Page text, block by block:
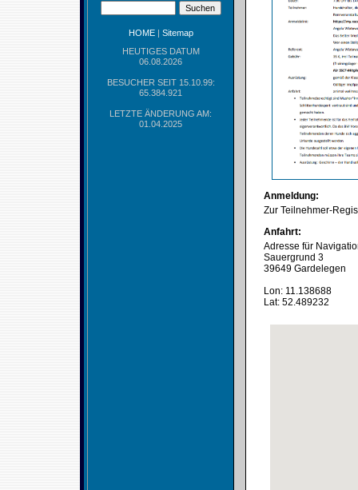
HOME| Sitemap
HEUTIGES DATUM
06.08.2026
BESUCHER SEIT 15.10.99:
65.384.921
LETZTE ÄNDERUNG AM:
01.04.2025
Anmeldung:
Zur Teilnehmer-
Anfahrt:
Adresse für
Sauergrund 3
39649 Gardelegen
Lon: 11.138688
Lat: 52.489232